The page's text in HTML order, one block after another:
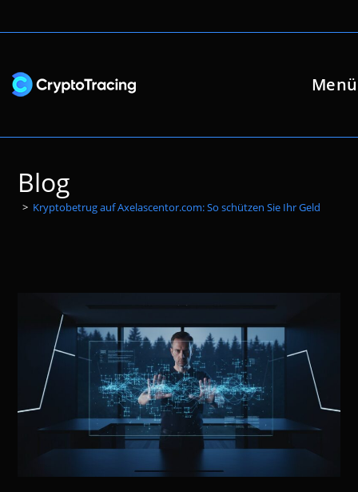
Inhalt
Menü
Blog
> Kryptobetrug auf Axelascentor.com: So schützen Sie Ihr Geld